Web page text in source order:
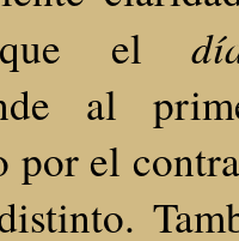
que el
al
por el